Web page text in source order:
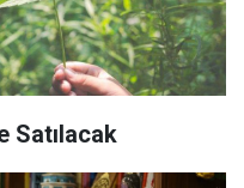
Satılacak